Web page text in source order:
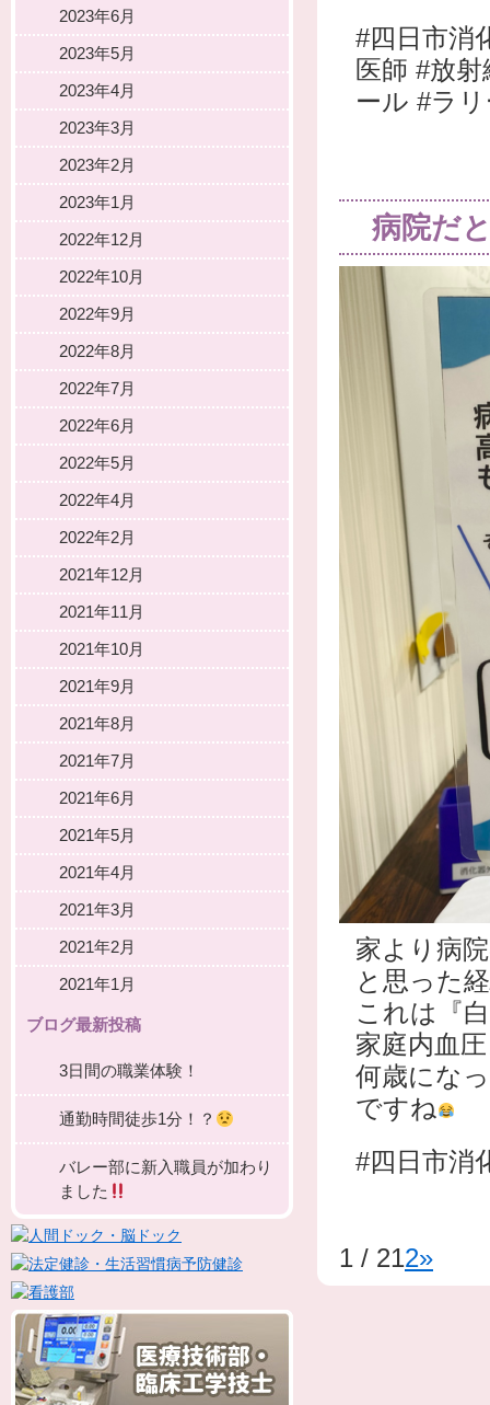
#四日市消
医師 #放
ール #ラ
病院だ
家より病
と思った
これは『
家庭内血
何歳にな
ですね
#四日市消
1 / 212»
2023年6月
2023年5月
2023年4月
2023年3月
2023年2月
2023年1月
2022年12月
2022年10月
2022年9月
2022年8月
2022年7月
2022年6月
2022年5月
2022年4月
2022年2月
2021年12月
2021年11月
2021年10月
2021年9月
2021年8月
2021年7月
2021年6月
2021年5月
2021年4月
2021年3月
2021年2月
2021年1月
ブログ最新投稿
3日間の職業体験！
通勤時間徒歩1分！？
バレー部に新入職員が加わり
ました